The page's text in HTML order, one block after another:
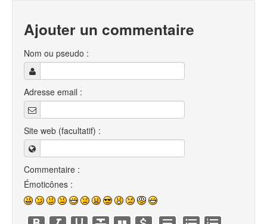
Ajouter un commentaire
Nom ou pseudo :
Adresse email :
Site web (facultatif) :
Commentaire :
Émoticônes :